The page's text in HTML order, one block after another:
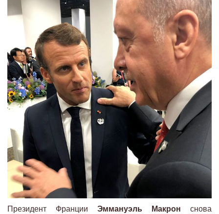
Президент Франции Эммануэль Макрон снова